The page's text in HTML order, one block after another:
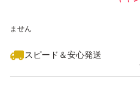
ません
スピード＆安心発送